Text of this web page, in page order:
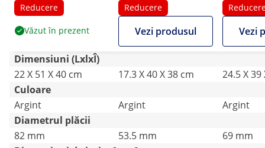
inoxidabil - 220 kg/h -
Reducere
Văzut în prezent
de Retur - 70 kg/h
Reducere
Vezi produsul
de
Vezi
Dimensiuni (LxlxÎ)
22 X 51 X 40 cm
17.3 X 40 X 38 cm
24.5 X 39
Culoare
Argint
Argint
Argint
Diametrul plăcii
82 mm
53.5 mm
69 mm